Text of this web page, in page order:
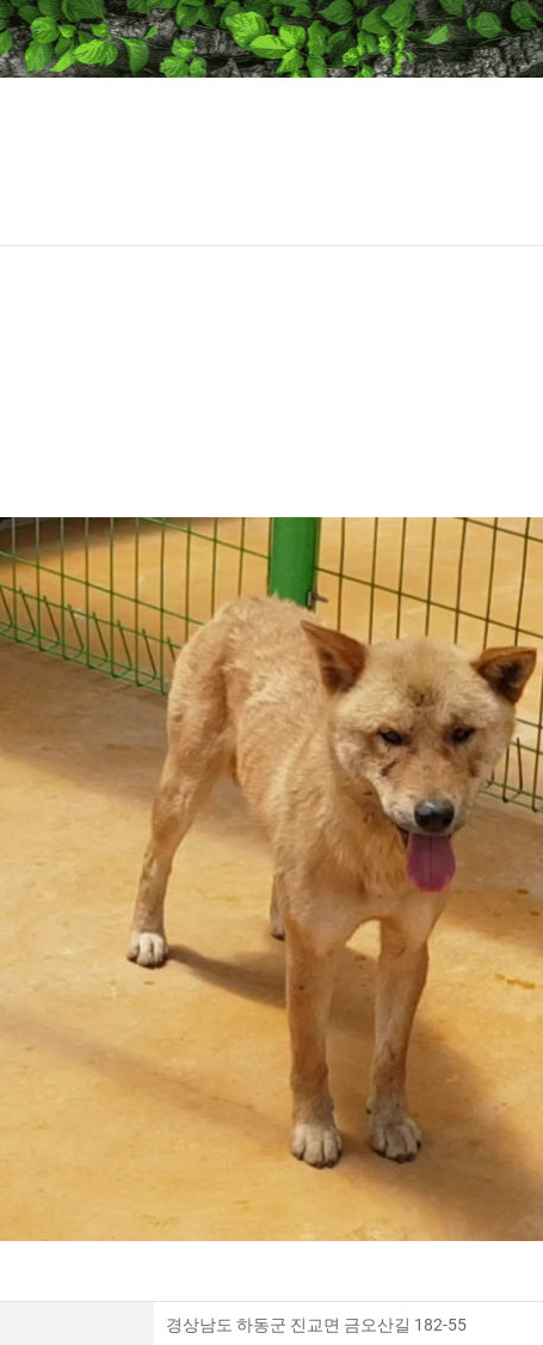
경상남도 하동군 진교면 금오산길 182-55